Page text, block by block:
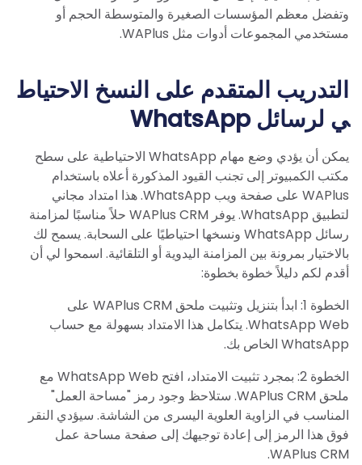
وتفضل معظم المؤسسات الصغيرة والمتوسطة الحجم أو
مستخدمي المجموعات أدوات مثل WAPlus.
التدريب المتقدم على النسخ الاحتياط
ي لرسائل WhatsApp
يمكن أن يؤدي وضع مهام WhatsApp الاحتياطية على سطح
مكتب الكمبيوتر إلى تجنب القيود المذكورة أعلاه باستخدام
WAPlus على صفحة ويب WhatsApp. هذا امتداد مجاني
لتطبيق WhatsApp. يوفر WAPlus CRM حلاً مناسبًا لمزامنة
رسائل WhatsApp ونسخها احتياطيًا على السحابة. يسمح لك
بالاختيار بمرونة بين المزامنة اليدوية أو التلقائية. اسمحوا لي أن
أقدم لكم دليلاً خطوة بخطوة:
الخطوة 1: ابدأ بتنزيل وتثبيت ملحق WAPlus CRM على
WhatsApp Web. يتكامل هذا الامتداد بسهولة مع حساب
WhatsApp الخاص بك.
الخطوة 2: بمجرد تثبيت الامتداد، افتح WhatsApp Web مع
ملحق WAPlus CRM. ستلاحظ وجود رمز "مساحة العمل"
المناسب في الزاوية العلوية اليسرى من الشاشة. سيؤدي النقر
فوق هذا الرمز إلى إعادة توجيهك إلى صفحة مساحة عمل
WAPlus CRM.